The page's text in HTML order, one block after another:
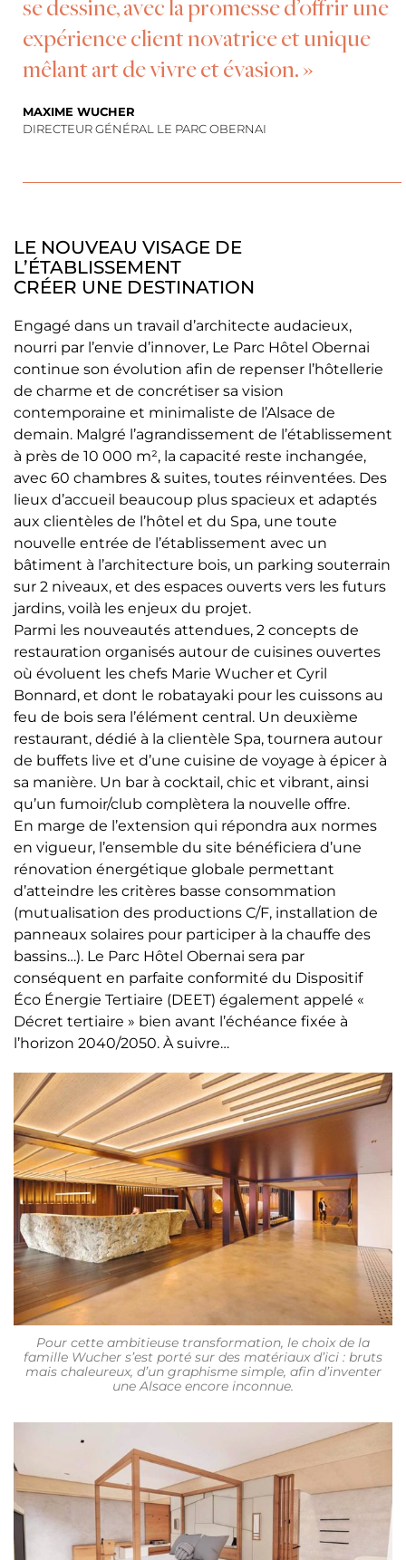
se dessine, avec la promesse d’offrir une
expérience client novatrice et unique
mêlant art de vivre et évasion. »
MAXIME WUCHER
DIRECTEUR GÉNÉRAL LE PARC OBERNAI
LE NOUVEAU VISAGE DE
L’ÉTABLISSEMENT
CRÉER UNE DESTINATION
Engagé dans un travail d’architecte audacieux,
nourri par l’envie d’innover, Le Parc Hôtel Obernai
continue son évolution afin de repenser l’hôtellerie
de charme et de concrétiser sa vision
contemporaine et minimaliste de l’Alsace de
demain. Malgré l’agrandissement de l’établissement
à près de 10 000 m², la capacité reste inchangée,
avec 60 chambres & suites, toutes réinventées. Des
lieux d’accueil beaucoup plus spacieux et adaptés
aux clientèles de l’hôtel et du Spa, une toute
nouvelle entrée de l’établissement avec un
bâtiment à l’architecture bois, un parking souterrain
sur 2 niveaux, et des espaces ouverts vers les futurs
jardins, voilà les enjeux du projet.
Parmi les nouveautés attendues, 2 concepts de
restauration organisés autour de cuisines ouvertes
où évoluent les chefs Marie Wucher et Cyril
Bonnard, et dont le robatayaki pour les cuissons au
feu de bois sera l’élément central. Un deuxième
restaurant, dédié à la clientèle Spa, tournera autour
de buffets live et d’une cuisine de voyage à épicer à
sa manière. Un bar à cocktail, chic et vibrant, ainsi
qu’un fumoir/club complètera la nouvelle offre.
En marge de l’extension qui répondra aux normes
en vigueur, l’ensemble du site bénéficiera d’une
rénovation énergétique globale permettant
d’atteindre les critères basse consommation
(mutualisation des productions C/F, installation de
panneaux solaires pour participer à la chauffe des
bassins…). Le Parc Hôtel Obernai sera par
conséquent en parfaite conformité du Dispositif
Éco Énergie Tertiaire (DEET) également appelé «
Décret tertiaire » bien avant l’échéance fixée à
l’horizon 2040/2050. À suivre…
Pour cette ambitieuse transformation, le choix de la
famille Wucher s’est porté sur des matériaux d’ici : bruts
mais chaleureux, d’un graphisme simple, afin d’inventer
une Alsace encore inconnue.